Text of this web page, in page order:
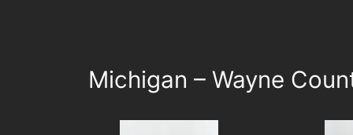
Michigan – Wayne